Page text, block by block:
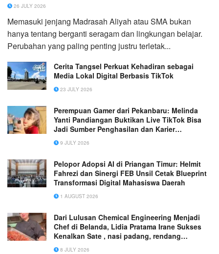
26 JULY 2026
Memasuki jenjang Madrasah Aliyah atau SMA bukan
hanya tentang berganti seragam dan lingkungan belajar.
Perubahan yang paling penting justru terletak...
Cerita Tangsel Perkuat Kehadiran sebagai
Media Lokal Digital Berbasis TikTok
23 JULY 2026
Perempuan Gamer dari Pekanbaru: Melinda
Yanti Pandiangan Buktikan Live TikTok Bisa
Jadi Sumber Penghasilan dan Karier
Profesional
9 JULY 2026
Pelopor Adopsi AI di Priangan Timur: Helmit
Fahrezi dan Sinergi FEB Unsil Cetak Blueprint
Transformasi Digital Mahasiswa Daerah
1 AUGUST 2026
Dari Lulusan Chemical Engineering Menjadi
Chef di Belanda, Lidia Pratama Irane Sukses
Kenalkan Sate , nasi padang, rendang
Indonesia ke Eropa
8 JULY 2026